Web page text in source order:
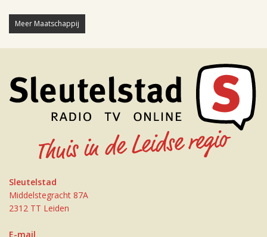
Meer Maatschappij
Sleutelstad
Middelstegracht 87A
2312 TT Leiden
E-mail